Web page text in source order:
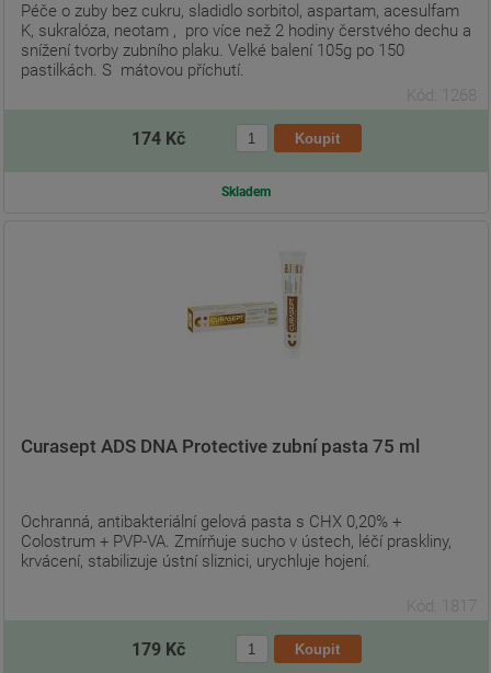
Péče o zuby bez cukru, sladidlo sorbitol, aspartam, acesulfam
K, sukralóza, neotam , pro více než 2 hodiny čerstvého dechu a
snížení tvorby zubního plaku. Velké balení 105g po 150
pastilkách. S mátovou příchutí.
Kód: 1268
174 Kč
Skladem
Curasept ADS DNA Protective zubní pasta 75 ml
Ochranná, antibakteriální gelová pasta s CHX 0,20% +
Colostrum + PVP-VA. Zmírňuje sucho v ústech, léčí praskliny,
krvácení, stabilizuje ústní sliznici, urychluje hojení.
Kód: 1817
179 Kč